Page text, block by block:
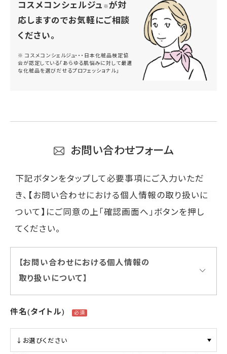
コスメコンシェルジュ ※が対
応しますのでお気軽にご相談
ください。
※ コスメコンシェルジュ・・・日本化粧品検定協
会が認定している「あらゆる肌悩みに対して最適
な化粧品を選びだせるプロフェッショナル」
お問い合わせフォーム
下記ボタンをタップして必要事項にご入力いただ
き、【お問い合わせにおける個人情報の取り扱いに
ついて】にご同意の上「確認画面へ」ボタンを押し
てください。
【お問い合わせにおける個人情報の
取り扱いについて】
件名(タイトル)